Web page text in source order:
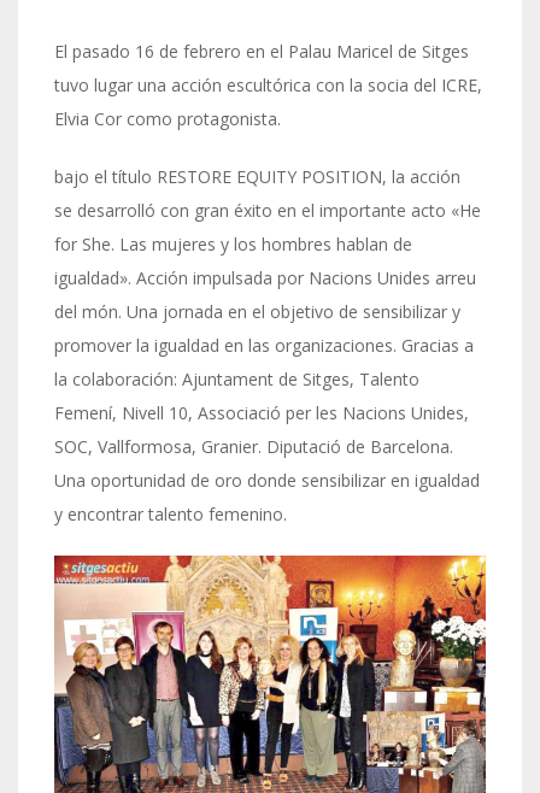
El pasado 16 de febrero en el Palau Maricel de Sitges
tuvo lugar una acción escultórica con la socia del ICRE,
Elvia Cor como protagonista.
bajo el título ​​RESTORE EQUITY POSITION, la acción
se desarrolló con gran éxito en el importante acto «He
for She. Las mujeres y los hombres hablan de
igualdad». Acción impulsada por Nacions Unides arreu
del món. Una jornada en el objetivo de sensibilizar y
promover la igualdad en las organizaciones. Gracias a
la colaboración: Ajuntament de Sitges, Talento
Femení, Nivell 10, Associació per les Nacions Unides,
SOC, Vallformosa, Granier. Diputació de Barcelona.
Una oportunidad de oro donde sensibilizar en igualdad
y encontrar talento femenino.